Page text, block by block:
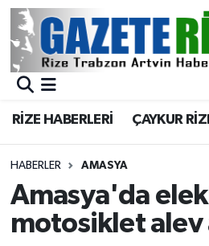
RİZE HABERLERİ ÇAYKUR
HABERLER AMASYA
Amasya'da
motosiklet alev
BÖLGEMİZ
Asayiş
Rize Jandarma
Bilim Teknoloji
Merkez Nöbetçi
Merkez Trafik Yoğunluk
Süper Lig Puan Durumu
Tüm Manşetler